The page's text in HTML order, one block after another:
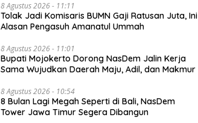
8 Agustus 2026 - 11:11
Tolak Jadi Komisaris BUMN Gaji Ratusan Juta, Ini
Alasan Pengasuh Amanatul Ummah
8 Agustus 2026 - 11:01
Bupati Mojokerto Dorong NasDem Jalin Kerja
Sama Wujudkan Daerah Maju, Adil, dan Makmur
8 Agustus 2026 - 10:54
8 Bulan Lagi Megah Seperti di Bali, NasDem
Tower Jawa Timur Segera Dibangun